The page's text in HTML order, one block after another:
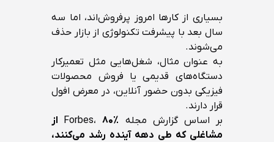
بسیاری از کارها امروز پرفروش‌اند، اما سه
سال بعد با پیشرفت تکنولوژی از بازار حذف
می‌شوند.
به عنوان مثال، شغل‌هایی مثل تعمیرکار
دستگاه‌های قدیمی یا فروش محصولات
فیزیکی بدون حضور آنلاین، در معرض افول
قرار دارند.
بر اساس گزارش مجله Forbes،
۸۰٪ از
مشاغلی که طی دهه آینده رشد می‌کنند،